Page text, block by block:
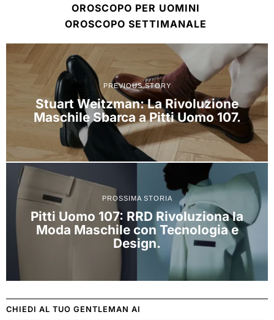
OROSCOPO PER UOMINI
OROSCOPO SETTIMANALE
PREVIOUS STORY
Stuart Weitzman: La Rivoluzione
Maschile Sbarca a Pitti Uomo 107.
PROSSIMA STORIA
Pitti Uomo 107: RRD Rivoluziona la
Moda Maschile con Tecnologia e
Design.
CHIEDI AL TUO GENTLEMAN AI